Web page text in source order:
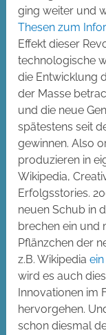
ging weiter und
Thesen zum
Effekt dieser
technologische
die Entwicklung
der Masse
und die neue
spätestens seit
gewinnen. Also
produzieren in
Wikipedia,
Erfolgsstories.
neuen Schub in
brechen ein und
Pflänzchen der
z.B. Wikipedia
wird es auch
Innovationen im
hervorgehen.
schon diesmal